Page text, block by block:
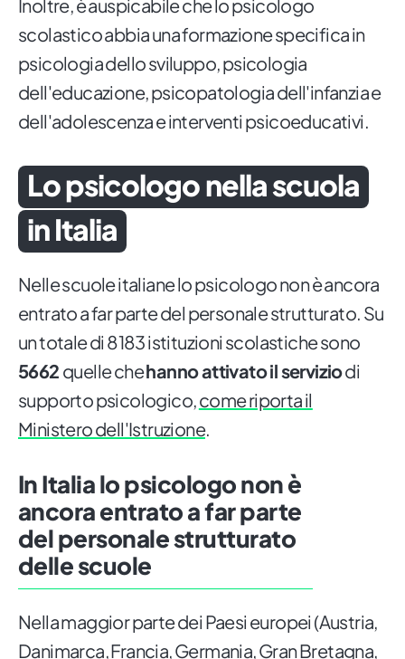
Inoltre, è auspicabile che lo psicologo
scolastico abbia una formazione specifica in
psicologia dello sviluppo, psicologia
dell'educazione, psicopatologia dell'infanzia e
dell'adolescenza e interventi psicoeducativi.
Lo psicologo nella scuola
in Italia
Nelle scuole italiane lo psicologo non è ancora
entrato a far parte del personale strutturato. Su
un totale di 8183 istituzioni scolastiche sono
5662 quelle chehanno attivato il serviziodi
supporto psicologico,come riporta il
Ministero dell'Istruzione.
In Italia lo psicologo non è
ancora entrato a far parte
del personale strutturato
delle scuole
Nella maggior parte dei Paesi europei (Austria,
Danimarca, Francia, Germania, Gran Bretagna,